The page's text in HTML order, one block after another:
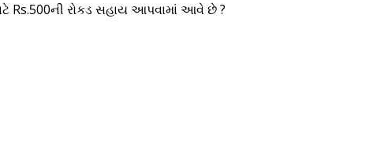
Rs.500ની રોકડ સહાય આપવામાં આવે છે ?